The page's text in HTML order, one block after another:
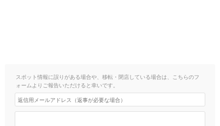
スポット情報に誤りがある場合や、移転・閉店している場合は、こちらのフ
ォームよりご報告いただけると幸いです。